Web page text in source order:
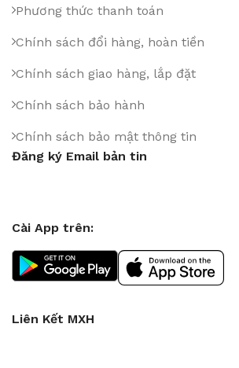
Phương thức thanh toán
Chính sách đổi hàng, hoàn tiền
Chính sách giao hàng, lắp đặt
Chính sách bảo hành
Chính sách bảo mật thông tin
Đăng ký Email bản tin
Cài App trên:
Liên Kết MXH